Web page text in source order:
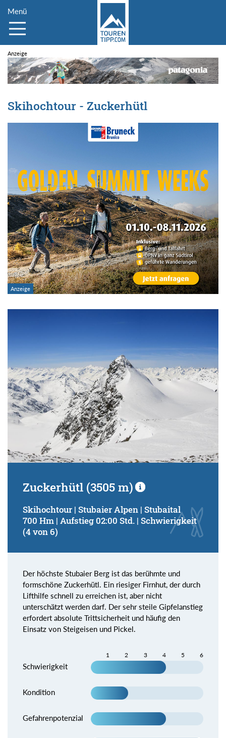
Menü
Skihochtour - Zuckerhütl
Zuckerhütl (3505 m)
Skihochtour | Stubaier Alpen | Stubaital
700 Hm | Aufstieg 02:00 Std. | Schwierigkeit
(4 von 6)
Der höchste Stubaier Berg ist das berühmte und
formschöne Zuckerhütl. Ein riesiger Firnhut, der durch
Lifthilfe schnell zu erreichen ist, aber nicht
unterschätzt werden darf. Der sehr steile Gipfelanstieg
erfordert absolute Trittsicherheit und häufig den
Einsatz von Steigeisen und Pickel.
1 2 3 4 5 6
Schwierigkeit
Kondition
Gefahrenpotenzial